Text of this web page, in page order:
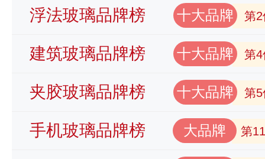
浮法玻璃品牌榜 十大品牌 第2
建筑玻璃品牌榜 十大品牌 第4
夹胶玻璃品牌榜 十大品牌 第5
手机玻璃品牌榜 大品牌 第